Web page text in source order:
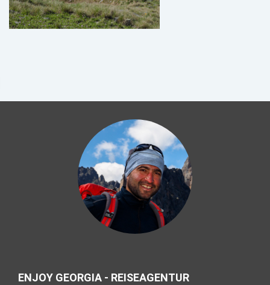
ENJOY GEORGIA - REISEAGENTUR